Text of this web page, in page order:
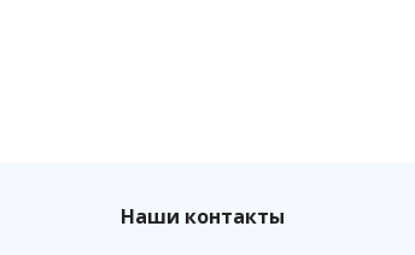
Наши контакты